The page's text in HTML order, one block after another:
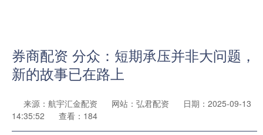
券商配资 分众：短期承压并非大问题，
新的故事已在路上
来源：航宇汇金配资 网站：弘君配资
日期：2025-09-13
14:35:52
查看：184